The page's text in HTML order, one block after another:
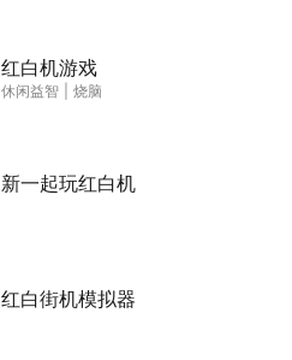
红白机游戏
休闲益智 烧脑
新一起玩红白机
红白街机模拟器